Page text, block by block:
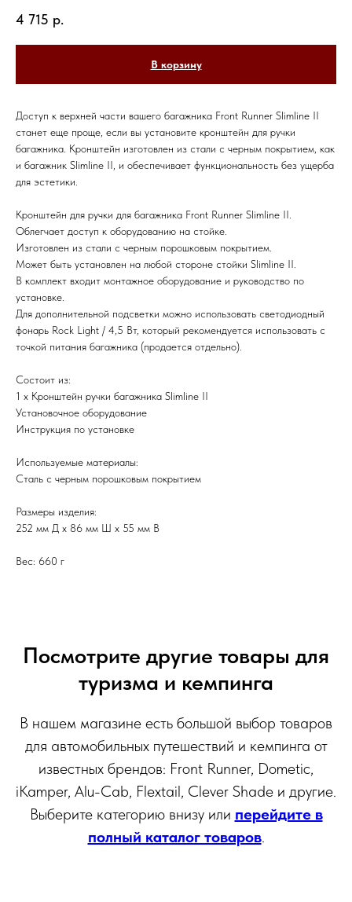
4 715 р.
В корзину
Доступ к верхней части вашего багажника Front Runner Slimline II
станет еще проще, если вы установите кронштейн для ручки
багажника. Кронштейн изготовлен из стали с черным покрытием, как
и багажник Slimline II, и обеспечивает функциональность без ущерба
для эстетики.
Кронштейн для ручки для багажника Front Runner Slimline II.
Облегчает доступ к оборудованию на стойке.
Изготовлен из стали с черным порошковым покрытием.
Может быть установлен на любой стороне стойки Slimline II.
В комплект входит монтажное оборудование и руководство по
установке.
Для дополнительной подсветки можно использовать светодиодный
фонарь Rock Light / 4,5 Вт, который рекомендуется использовать с
точкой питания багажника (продается отдельно).
Состоит из:
1 x Кронштейн ручки багажника Slimline II
Установочное оборудование
Инструкция по установке
Используемые материалы:
Сталь с черным порошковым покрытием
Размеры изделия:
252 мм Д x 86 мм Ш x 55 мм В
Вес: 660 г
Посмотрите другие товары для
туризма и кемпинга
В нашем магазине есть большой выбор товаров
для автомобильных путешествий и кемпинга от
известных брендов: Front Runner, Dometic,
iKamper, Alu-Cab, Flextail, Clever Shade и другие.
Выберите категорию внизу или перейдите в
полный каталог товаров.